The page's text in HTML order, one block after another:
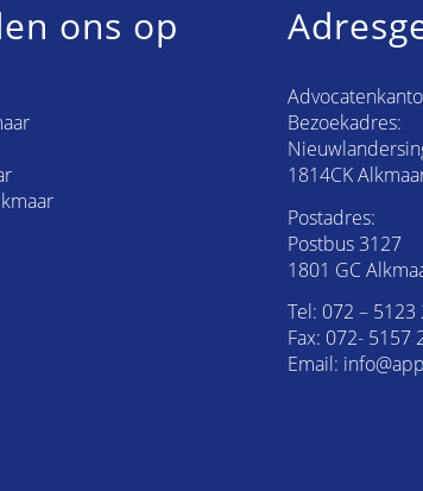
ons op
Bezoekadres:
1814CK
Postadres:
Postbus 3127
1801 GC
Tel: 072 – 5123
Fax: 072- 5157
Email: